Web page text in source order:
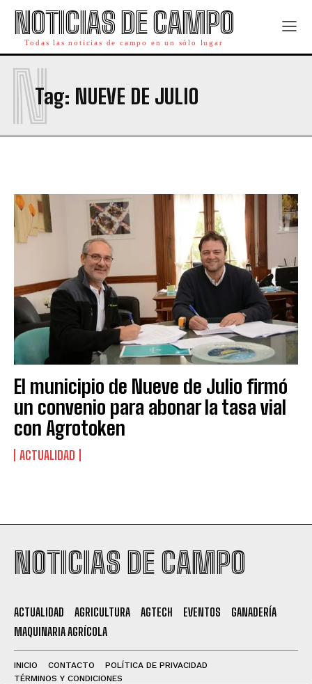
Leí y acepto laPolítica de Privacidad.
NOTICIAS DE CAMPO
Todas las noticias de campo en un sólo lugar
Tag: NUEVE DE JULIO
N
El municipio de Nueve de Julio firmó
un convenio para abonar la tasa vial
con Agrotoken
ACTUALIDAD
NOTICIAS DE CAMPO
ACTUALIDAD AGRICULTURA AGTECH EVENTOS
GANADERÍA
MAQUINARIA AGRÍCOLA
INICIO CONTACTO
POLÍTICA DE PRIVACIDAD
TÉRMINOS Y CONDICIONES